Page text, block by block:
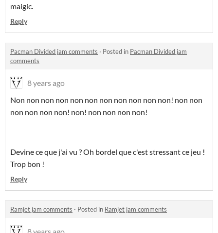
maigic.
Reply
Pacman Divided jam comments · Posted in Pacman Divided jam
comments
8 years ago
Non non non non non non non non non non non! non non
non non non non! non! non non non non!
Devine ce que j'ai vu ? Oh bordel que c'est stressant ce jeu !
Trop bon !
Reply
Ramjet jam comments · Posted in Ramjet jam comments